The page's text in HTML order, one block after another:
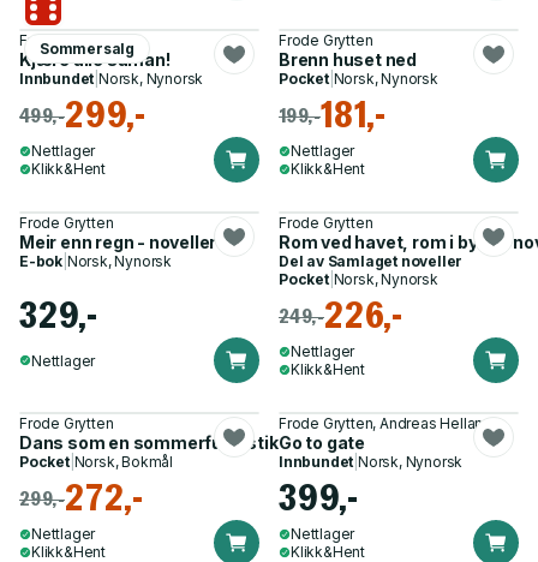
Sommersalg
Frode Grytten
Kjære alle saman!
Innbundet |Norsk, Nynorsk
499,-299,-
Nettlager
Klikk&Hent
Frode Grytten
Brenn huset ned
Pocket| Norsk, Nynorsk
199,-181,-
Nettlager
Klikk&Hent
Frode Grytten
Meir enn regn - noveller
E-bok Norsk, Nynorsk
329,-
Nettlager
Frode Grytten
Rom ved havet, rom i byen -
Del av Samlaget noveller
Pocket| Norsk, Nynorsk
249,-226,-
Nettlager
Klikk&Hent
Frode Grytten
Dans som en sommerfugl, stikk som en bie - noveller
Pocket| Norsk, Bokmål
299,-272,-
Nettlager
Klikk&Hent
Frode Grytten, Andreas Helland
Go to gate
Innbundet |Norsk, Nynorsk
399,-
Nettlager
Klikk&Hent